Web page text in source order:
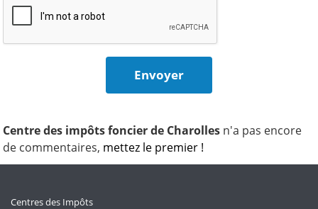
Centre des impôts foncier de Charolles n'a pas encore
de commentaires, mettez le premier !
Centres des Impôts